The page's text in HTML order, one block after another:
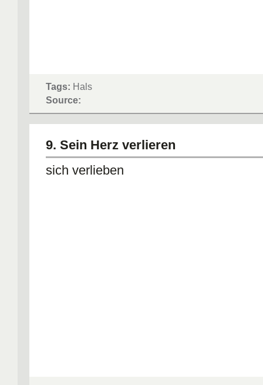
Tags: Hals
Source:
9. Sein Herz verlieren
sich verlieben